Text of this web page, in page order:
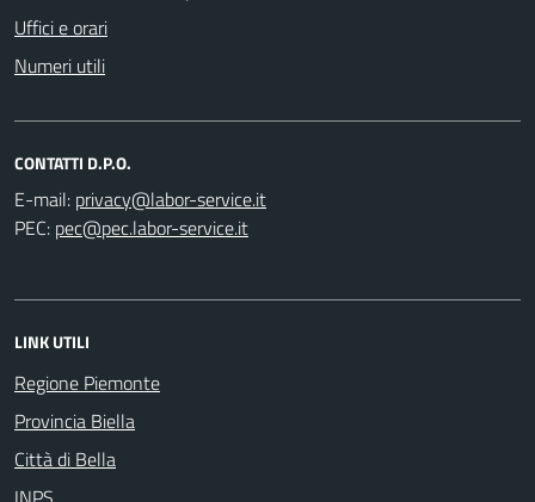
Uffici e orari
Numeri utili
CONTATTI D.P.O.
E-mail:
PEC:
LINK UTILI
Regione Piemonte
Provincia Biella
Città di Bella